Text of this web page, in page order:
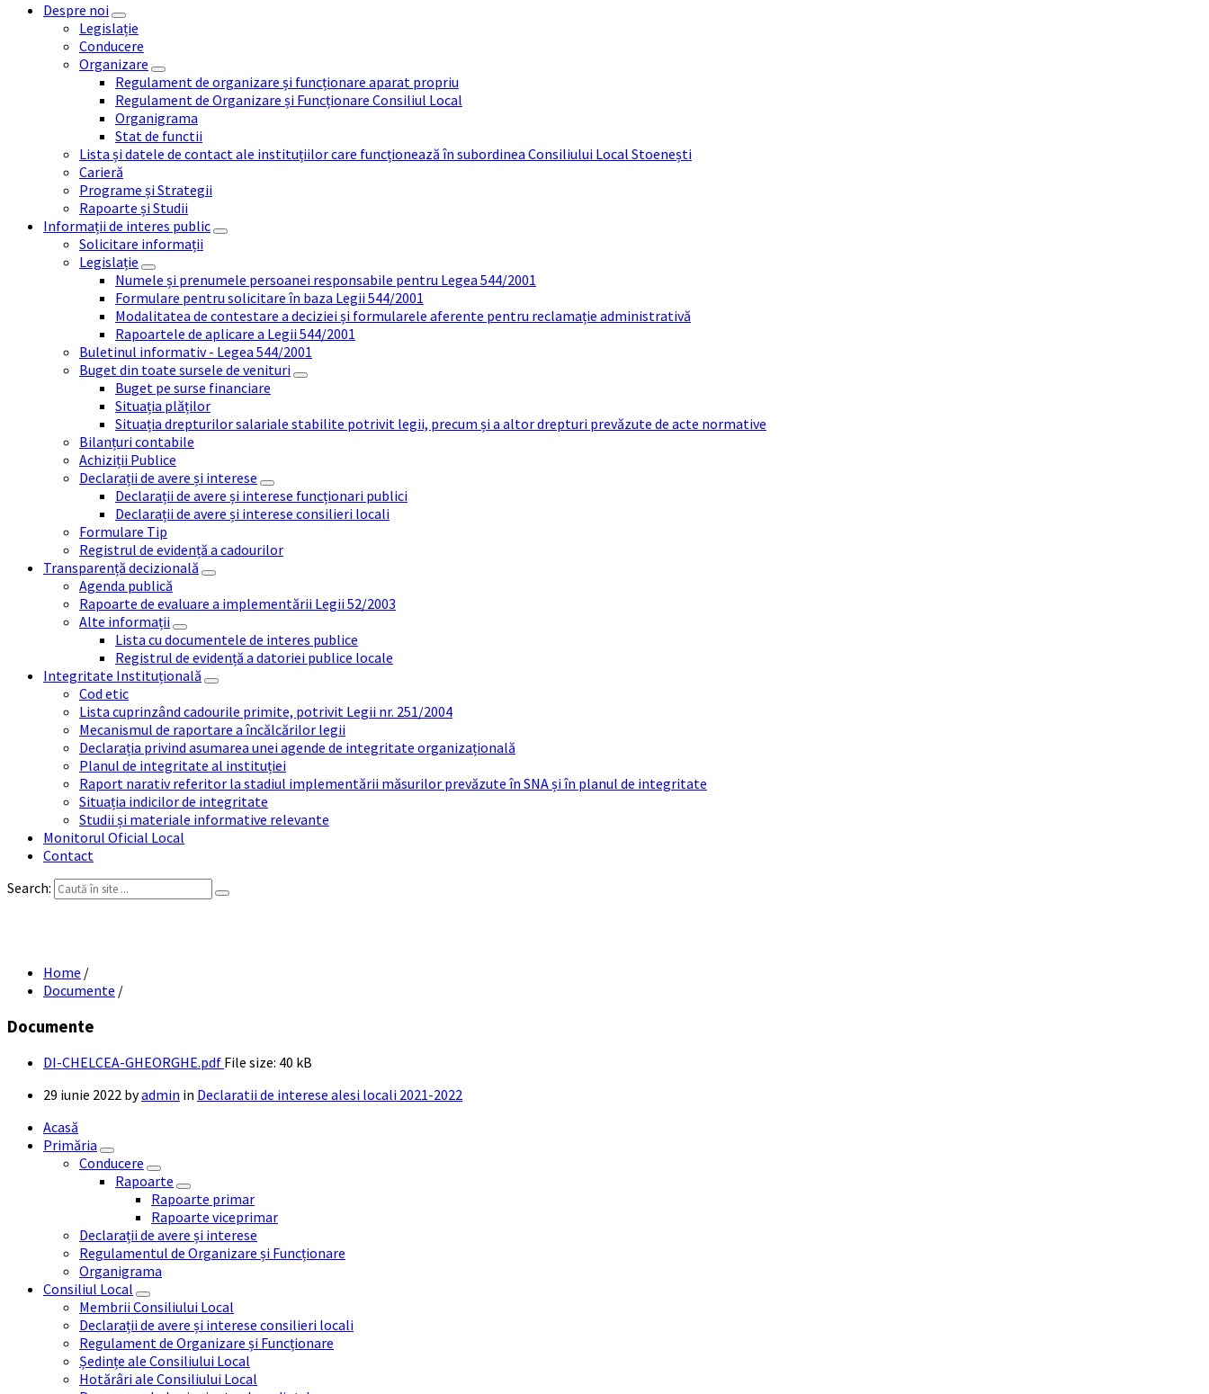
Despre noi
Legislație
Conducere
Organizare
Regulament de organizare și funcționare aparat propriu
Regulament de Organizare și Funcționare Consiliul Local
Organigrama
Stat de functii
Lista și datele de contact ale instituțiilor care funcționează în subordinea Consiliului Local Stoenești
Carieră
Programe și Strategii
Rapoarte și Studii
Informații de interes public
Solicitare informații
Legislație
Numele și prenumele persoanei responsabile pentru Legea 544/2001
Formulare pentru solicitare în baza Legii 544/2001
Modalitatea de contestare a deciziei și formularele aferente pentru reclamație administrativă
Rapoartele de aplicare a Legii 544/2001
Buletinul informativ - Legea 544/2001
Buget din toate sursele de venituri
Buget pe surse financiare
Situația plăților
Situația drepturilor salariale stabilite potrivit legii, precum și a altor drepturi prevăzute de acte normative
Bilanțuri contabile
Achiziții Publice
Declarații de avere și interese
Declarații de avere și interese funcționari publici
Declarații de avere și interese consilieri locali
Formulare Tip
Registrul de evidență a cadourilor
Transparență decizională
Agenda publică
Rapoarte de evaluare a implementării Legii 52/2003
Alte informații
Lista cu documentele de interes publice
Registrul de evidență a datoriei publice locale
Integritate Instituțională
Cod etic
Lista cuprinzând cadourile primite, potrivit Legii nr. 251/2004
Mecanismul de raportare a încălcărilor legii
Declarația privind asumarea unei agende de integritate organizațională
Planul de integritate al instituției
Raport narativ referitor la stadiul implementării măsurilor prevăzute în SNA și în planul de integritate
Situația indicilor de integritate
Studii și materiale informative relevante
Monitorul Oficial Local
Contact
Search:
Home /
Documente /
Documente
DI-CHELCEA-GHEORGHE.pdf File size: 40 kB
29 iunie 2022 byadmin in Declaratii de interese alesi locali 2021-2022
Acasă
Primăria
Conducere
Rapoarte
Rapoarte primar
Rapoarte viceprimar
Declarații de avere și interese
Regulamentul de Organizare și Funcționare
Organigrama
Consiliul Local
Membrii Consiliului Local
Declarații de avere și interese consilieri locali
Regulament de Organizare și Funcționare
Ședințe ale Consiliului Local
Hotărâri ale Consiliului Local